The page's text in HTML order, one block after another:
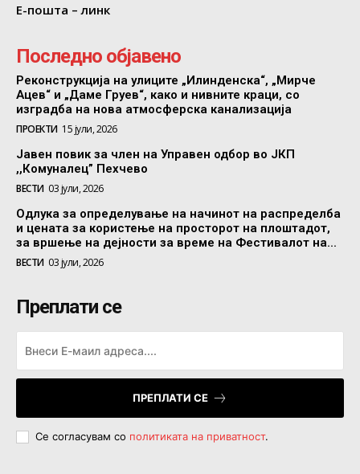
Е-пошта – линк
Последно објавено
Реконструкција на улиците „Илинденска“, „Мирче
Ацев“ и „Даме Груев“, како и нивните краци, со
изградба на нова атмосферска канализација
ПРОЕКТИ 15 јули, 2026
Јавен повик за член на Управен одбор во ЈКП
,,Комуналец” Пехчево
ВЕСТИ 03 јули, 2026
Одлука за определување на начинот на распределба
и цената за користење на просторот на плоштадот,
за вршење на дејности за време на Фестивалот на...
ВЕСТИ 03 јули, 2026
Преплати се
ПРЕПЛАТИ СЕ
Се согласувам со политиката на приватност.